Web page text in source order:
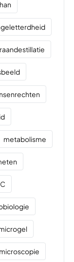
metabolisme
microscopie